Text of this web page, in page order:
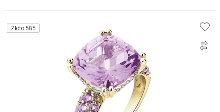
Złoto 585